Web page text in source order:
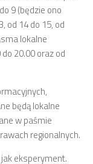
9 (będzie ono
od 14 do 15, od
lokalne
20.00 oraz od
będą lokalne
w paśmie
regionalnych.
eksperyment.